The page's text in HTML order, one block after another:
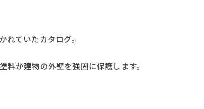
れていたカタログ。
が建物の外壁を強固に保護します。